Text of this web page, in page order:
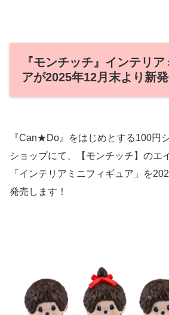
『モンチッチ』インテリ
アが2025年12月末より新発
『Can★Do』をはじめとする100円
ショップにて、【モンチッチ】のエ
「インテリアミニフィギュア」を
発売します！